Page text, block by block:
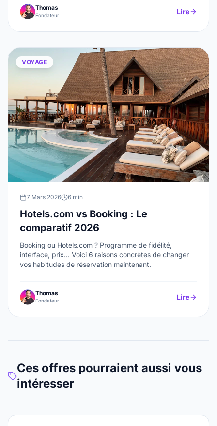
Thomas
Fondateur Lire
VOYAGE
7 Mars 2026 6 min
Hotels.com vs Booking : Le
comparatif 2026
Booking ou Hotels.com ? Programme de fidélité,
interface, prix... Voici 6 raisons concrètes de changer
vos habitudes de réservation maintenant.
Thomas
Fondateur Lire
Ces offres pourraient aussi vous
intéresser